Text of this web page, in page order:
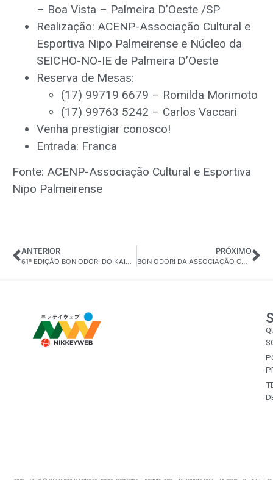
– Boa Vista – Palmeira D’Oeste /SP
Realização: ACENP-Associação Cultural e
Esportiva Nipo Palmeirense e Núcleo da
SEICHO-NO-IE de Palmeira D’Oeste
Reserva de Mesas:
(17) 99719 6679 – Romilda Morimoto
(17) 99763 5242 – Carlos Vaccari
Venha prestigiar conosco!
Entrada: Franca
Fonte: ACENP-Associação Cultural e Esportiva
Nipo Palmeirense
ANTERIOR
61ª EDIÇÃO BON ODORI DO KAIKAN DE SANTA FÉ DO SUL-SP ”TRADIÇÃO & CULTURA”
PRÓXIMO
BON ODORI DA ASSOCIAÇÃO CULTURAL SOL NASCENTE ‘ASAHI’-AM